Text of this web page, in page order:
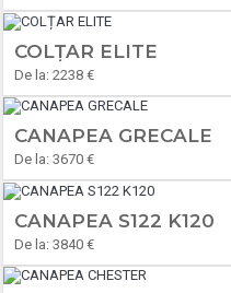
COLȚAR ELITE
De la: 2238 €
CANAPEA GRECALE
De la: 3670 €
CANAPEA S122 K120
De la: 3840 €